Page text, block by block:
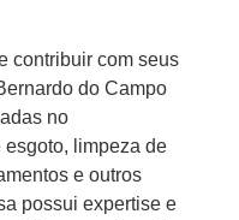
contribuir com seus
do Campo
no
limpeza de
e outros
possui expertise e